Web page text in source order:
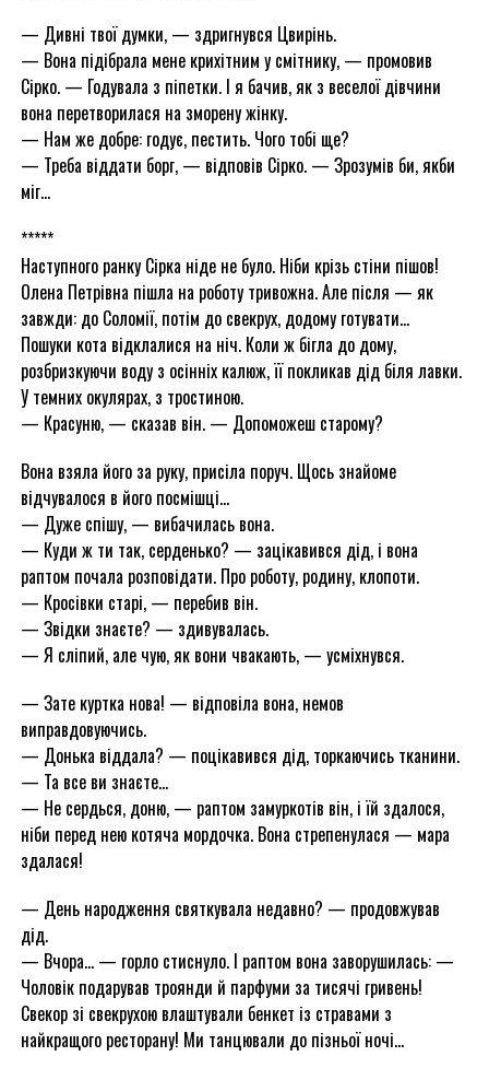
— Дивні твої думки, — здригнувся Цвирінь.
— Вона підібрала мене крихітним у смітнику, — промовив
Сірко. — Годувала з піпетки. І я бачив, як з веселої дівчини
вона перетворилася на зморену жінку.
— Нам же добре: годує, пестить. Чого тобі ще?
— Треба віддати борг, — відповів Сірко. — Зрозумів би, якби
міг…
*****
Наступного ранку Сірка ніде не було. Ніби крізь стіни пішов!
Олена Петрівна пішла на роботу тривожна. Але після — як
завжди: до Соломії, потім до свекрух, додому готувати…
Пошуки кота відклалися на ніч. Коли ж бігла до дому,
розбризкуючи воду з осінніх калюж, її покликав дід біля лавки.
У темних окулярах, з тростиною.
— Красуню, — сказав він. — Допоможеш старому?
Вона взяла його за руку, присіла поруч. Щось знайоме
відчувалося в його посмішці…
— Дуже спішу, — вибачилась вона.
— Куди ж ти так, серденько? — зацікавився дід, і вона
раптом почала розповідати. Про роботу, родину, клопоти.
— Кросівки старі, — перебив він.
— Звідки знаєте? — здивувалась.
— Я сліпий, але чую, як вони чвакають, — усміхнувся.
— Зате куртка нова! — відповіла вона, немов
виправдовуючись.
— Донька віддала? — поцікавився дід, торкаючись тканини.
— Та все ви знаєте…
— Не сердься, доню, — раптом замуркотів він, і їй здалося,
ніби перед нею котяча мордочка. Вона стрепенулася — мара
здалася!
— День народження святкувала недавно? — продовжував
дід.
— Вчора… — горло стиснуло. І раптом вона заворушилась: —
Чоловік подарував троянди й парфуми за тисячі гривень!
Свекор зі свекрухою влаштували бенкет із стравами з
найкращого ресторану! Ми танцювали до пізньої ночі…